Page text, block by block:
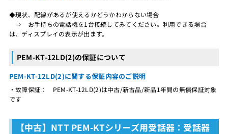
◆現状、配線があるが使えるかどうかわからない場合
⇒ お手持ちの電話機を1台接続してみてください。利用できる場合
は、ディスプレイの表示が出ます。
PEM-KT-12LD(2)の保証について
PEM-KT-12LD(2)に関する保証内容のご説明
・故障保証： PEM-KT-12LD(2)は中古/新古品/新品1年間の無償保証対象
です
【中古】NTT PEM-KTシリーズ用受話器：受話器